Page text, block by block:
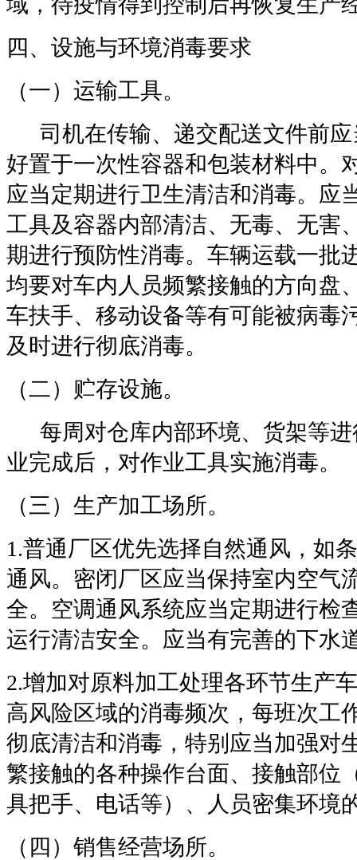
四、设施与环境消毒要求
（一）运输工具。
司机在传输、递交配送文件前应
好置于一次性容器和包装材料中。
应当定期进行卫生清洁和消毒。应
工具及容器内部清洁、无毒、无害
期进行预防性消毒。车辆运载一批
均要对车内人员频繁接触的方向盘
车扶手、移动设备等有可能被病毒
及时进行彻底消毒。
（二）贮存设施。
每周对仓库内部环境、货架等进
业完成后，对作业工具实施消毒。
（三）生产加工场所。
1.普通厂区优先选择自然通风，如
通风。密闭厂区应当保持室内空气
全。空调通风系统应当定期进行检
运行清洁安全。应当有完善的下水
2.增加对原料加工处理各环节生产
高风险区域的消毒频次，每班次工
彻底清洁和消毒，特别应当加强对
繁接触的各种操作台面、接触部位
具把手、电话等）、人员密集环境
（四）销售经营场所。